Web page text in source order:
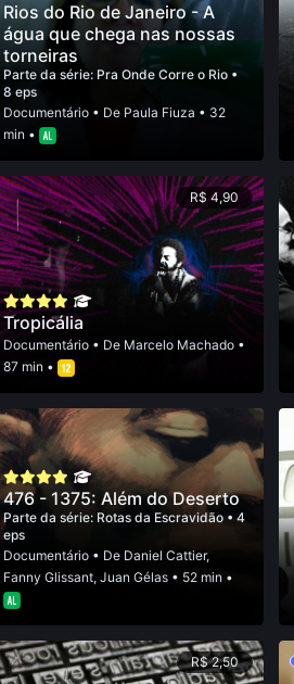
Rios do Rio de Janeiro - A
água que chega nas nossas
torneiras
Parte da série: Pra Onde Corre o Rio •
8 eps
Documentário • De Paula Fiuza • 32
min •
R$ 4,90
Tropicália
Documentário • De Marcelo Machado •
87 min •
476 - 1375: Além do Deserto
Parte da série: Rotas da Escravidão • 4
eps
Documentário • De Daniel Cattier,
Fanny Glissant,Juan Gélas • 52 min •
R$ 2,50